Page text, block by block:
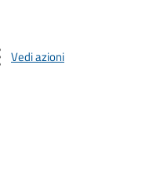
Vedi azioni